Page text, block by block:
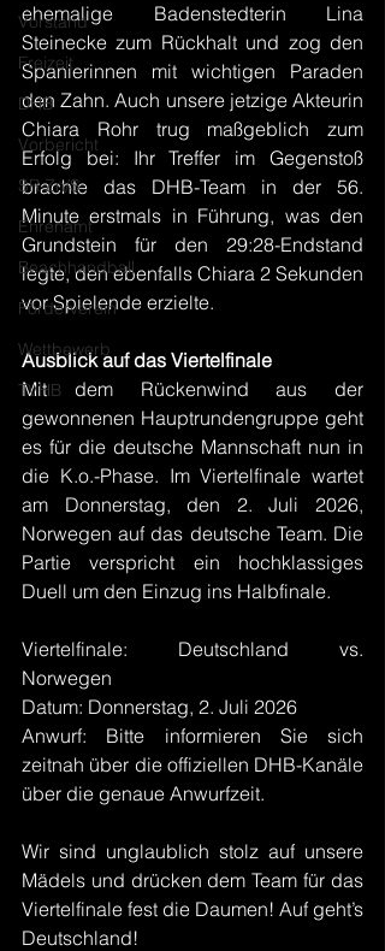
Vorstand
Freizeit
DHB
Vorbericht
SR Zn/S
Ehrenamt
Beachhandball
Förderverein
Wettbewerb
TVHB
ehemalige Badenstedterin Lina
Steinecke zum Rückhalt und zog den
Spanierinnen mit wichtigen Paraden
den Zahn. Auch unsere jetzige Akteurin
Chiara Rohr trug maßgeblich zum
Erfolg bei: Ihr Treffer im Gegenstoß
brachte das DHB-Team in der 56.
Minute erstmals in Führung, was den
Grundstein für den 29:28-Endstand
legte, den ebenfalls Chiara 2 Sekunden
vor Spielende erzielte.
Ausblick auf das Viertelfinale
Mit dem Rückenwind aus der
gewonnenen Hauptrundengruppe geht
es für die deutsche Mannschaft nun in
die K.o.-Phase. Im Viertelfinale wartet
am Donnerstag, den 2. Juli 2026,
Norwegen auf das deutsche Team. Die
Partie verspricht ein hochklassiges
Duell um den Einzug ins Halbfinale.
Viertelfinale: Deutschland vs.
Norwegen
Datum: Donnerstag, 2. Juli 2026
Anwurf: Bitte informieren Sie sich
zeitnah über die offiziellen DHB-Kanäle
über die genaue Anwurfzeit.
Wir sind unglaublich stolz auf unsere
Mädels und drücken dem Team für das
Viertelfinale fest die Daumen! Auf geht’s
Deutschland!